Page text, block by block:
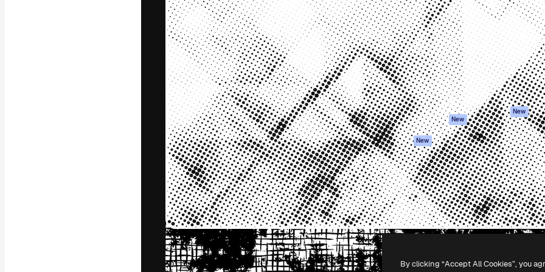
A plataforma criativa para você direcionar
seu melhor trabalho. Mais de 1 milhão de
assinantes entre criativos, empresas,
agências e estúdios.
Português
Spaces
Assistente de IA
Gerador de
imagens
Gerador de vídeos
Texto para voz
Conteúdo de stock
MCP para
Claude/ChatGPT
New
Agentes New
API
App móvel
Todas as
ferramentas
Academy
Documentação
Atendimento
Termos e
condições
Política de
privacidade
Originais New
Política de
Central de
confiabilidade
Afiliados
Empresas
Copyright © 2010-2026Freepik Company S.L.U.Todos os direitos reservados.
By clicking “Accept All Cookies”, you